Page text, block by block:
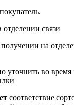
отделении связи
на
уточнить во время
соответствие